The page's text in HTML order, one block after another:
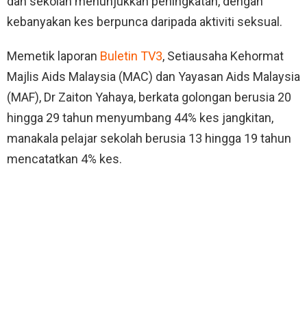
kebanyakan kes berpunca daripada aktiviti seksual.
Memetik laporan Buletin TV3, Setiausaha Kehormat
Majlis Aids Malaysia (MAC) dan Yayasan Aids Malaysia
(MAF), Dr Zaiton Yahaya, berkata golongan berusia 20
hingga 29 tahun menyumbang 44% kes jangkitan,
manakala pelajar sekolah berusia 13 hingga 19 tahun
mencatatkan 4% kes.